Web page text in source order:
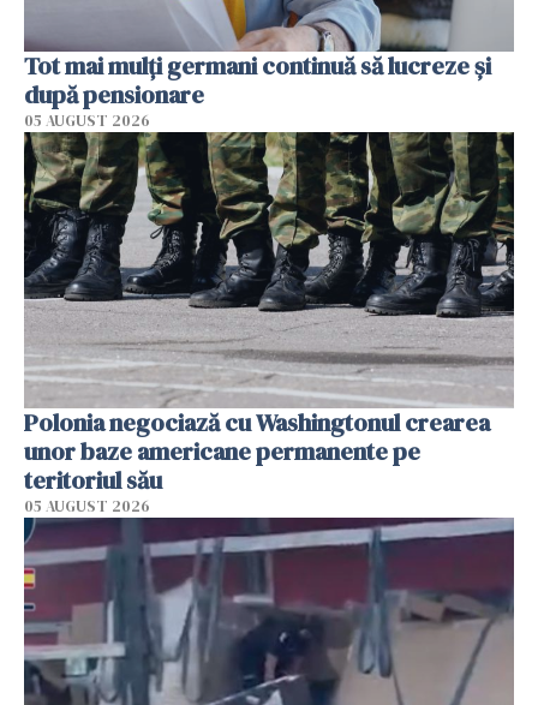
Tot mai mulți germani continuă să lucreze și
după pensionare
05 AUGUST 2026
Polonia negociază cu Washingtonul crearea
unor baze americane permanente pe
teritoriul său
05 AUGUST 2026